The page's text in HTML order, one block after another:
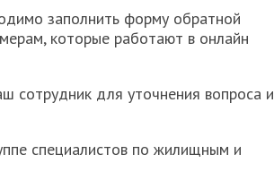
заполнить форму обратной
которые работают в онлайн
сотрудник для уточнения вопроса и
специалистов по жилищным и